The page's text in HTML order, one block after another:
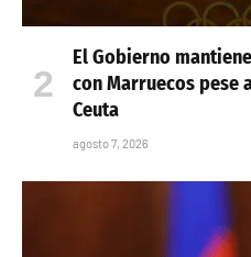
El Gobierno
con Marruecos pese
Ceuta
agosto 7, 2026